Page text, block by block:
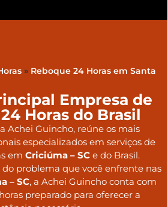
» Reboque 24 Horas em Santa
Empresa de
Horas do Brasil
Achei Guincho, reúne os mais
especializados em serviços de
em Criciúma – SC e do Brasil.
problema que você enfrente nas
– SC, a Achei Guincho conta com
preparado para oferecer a